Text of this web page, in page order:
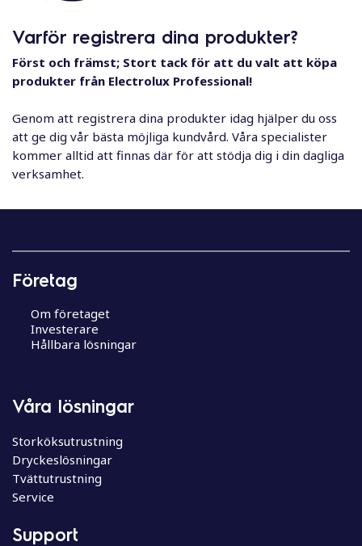
Varför registrera dina produkter?
Först och främst; Stort tack för att du valt att köpa
produkter från Electrolux Professional!
Genom att registrera dina produkter idag hjälper du oss
att ge dig vår bästa möjliga kundvård. Våra specialister
kommer alltid att finnas där för att stödja dig i din dagliga
verksamhet.
Företag
Om företaget
Investerare
Hållbara lösningar
Våra lösningar
Storköksutrustning
Dryckeslösningar
Tvättutrustning
Service
Support